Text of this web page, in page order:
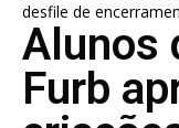
desfile de
Alunos
Furb